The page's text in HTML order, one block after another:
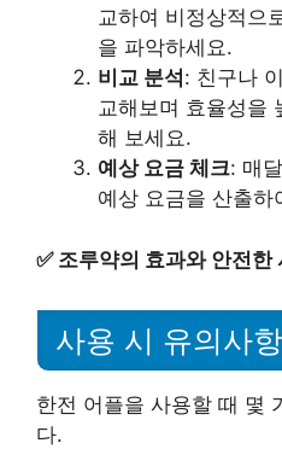
교하여 비정상적으
을 파악하세요.
비교 분석 : 친구나
교해보며 효율성을
해 보세요.
예상 요금 체크: 매
예상 요금을 산출하
✅ 조루약의 효과와 안전한
사용 시 유의사항
한전 어플을 사용할 때 몇
다.